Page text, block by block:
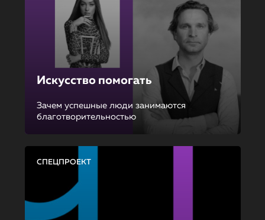
Искусство помогать
Зачем успешные люди занимаются
благотворительностью
СПЕЦПРОЕКТ